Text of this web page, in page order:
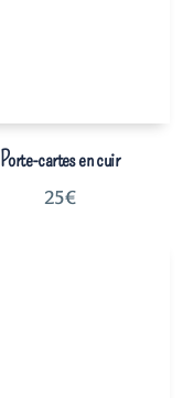
Porte-cartes en cuir
25€